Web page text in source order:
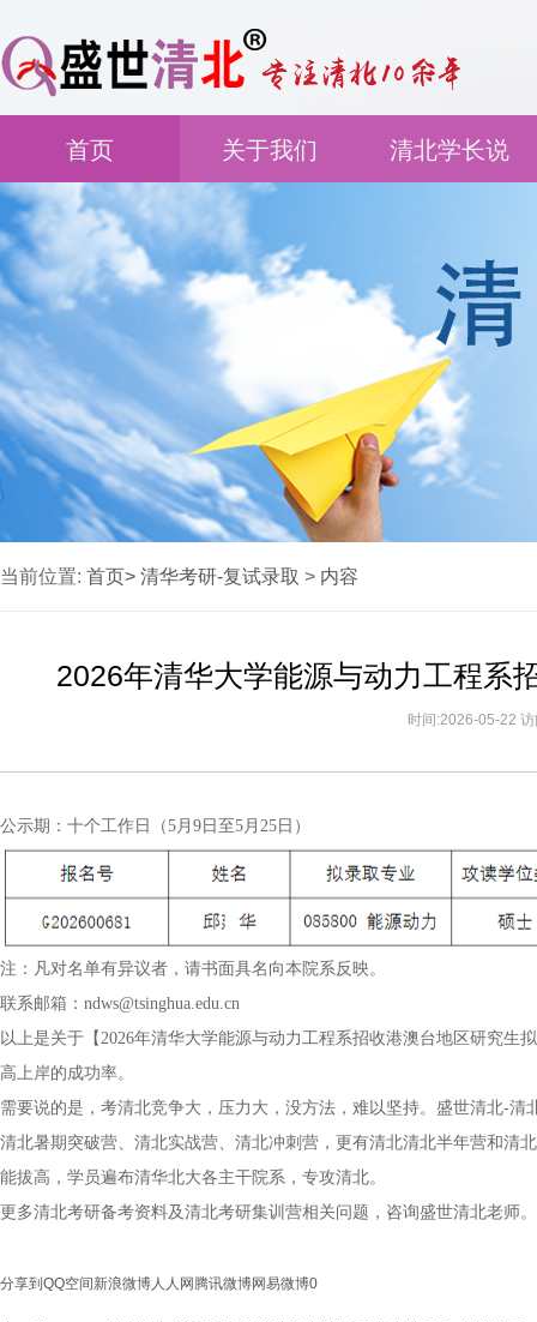
首页 关于我们 清北学长说
当前位置: 首页> 清华考研-复试录取 > 内容
2026年清华大学能源与动力工程系
时间:2026-05-22
公示期：十个工作日（5月9日至5月25日）
注：凡对名单有异议者，请书面具名向本院系反映。
联系邮箱：ndws@tsinghua.edu.cn
以上是关于【2026年清华大学能源与动力工程系招收港澳台地区研究
高上岸的成功率。
需要说的是，考清北竞争大，压力大，没方法，难以坚持。盛世清北-
清北暑期突破营、清北实战营、清北冲刺营，更有清北清北半年营和清
能拔高，学员遍布清华北大各主干院系，专攻清北。
更多清北考研备考资料及清北考研集训营相关问题，咨询盛世清北老师。
分享到 QQ空间 新浪微博人人网 腾讯微博网易微博0